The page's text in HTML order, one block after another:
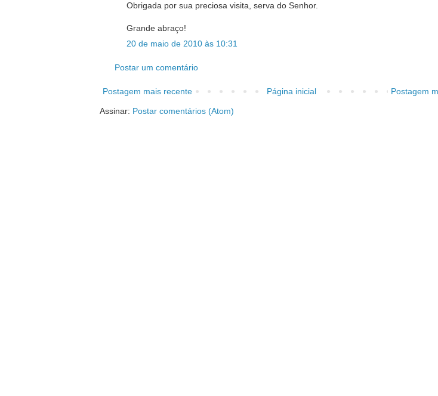
Obrigada por sua preciosa visita, serva do Senhor.
Grande abraço!
20 de maio de 2010 às 10:31
Postar um comentário
Postagem mais recente Postagem
Página inicial
Assinar: Postar comentários (Atom)